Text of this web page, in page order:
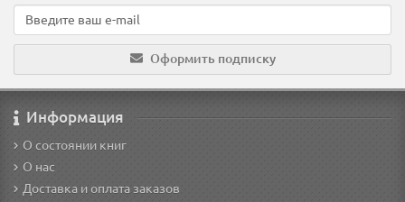
Оформить подписку
Информация
О состоянии книг
О нас
Доставка и оплата заказов